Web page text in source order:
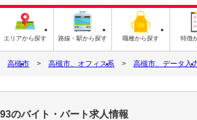
エリアから探す 路線・駅から探す 職種から探す 特徴
高槻市 高槻市、オフィス系 高槻市、データ入
のバイト・パート求人情報